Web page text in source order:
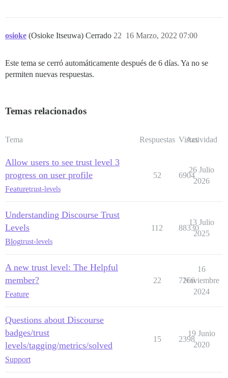
osioke (Osioke Itseuwa) Cerrado 16 Marzo, 2022 07:00
22
Este tema se cerró automáticamente después de 6 días. Ya no se
permiten nuevas respuestas.
Temas relacionados
Tema Respuestas Vistas
Actividad
Allow users to see trust level 3
progress on user profile
Featuretrust-levels
52 6904
26 Julio
2026
Understanding Discourse Trust
Levels
Blogtrust-levels
112 88330
13 Julio
2025
A new trust level: The Helpful
member?
Feature
22 7266
16
Noviembre
2024
Questions about Discourse
badges/trust
levels/tagging/metrics/solved
Support
15 2398
19 Junio
2020